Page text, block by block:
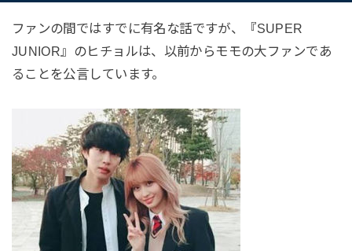
ファンの間ではすでに有名な話ですが、『SUPER
JUNIOR』のヒチョルは、以前からモモの大ファンであ
ることを公言しています。